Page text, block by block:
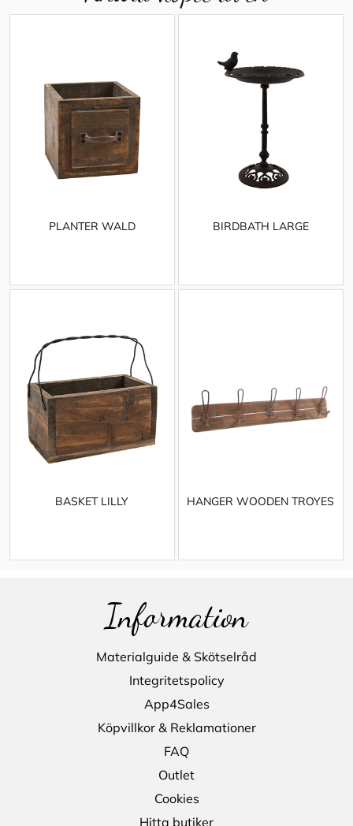
PLANTER WALD BIRDBATH LARGE
BASKET LILLY HANGER WOODEN TROYES
Information
Materialguide & Skötselråd
Integritetspolicy
App4Sales
Köpvillkor & Reklamationer
FAQ
Outlet
Cookies
Hitta butiker